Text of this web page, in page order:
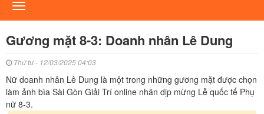
Toggle
navigation
Gương mặt 8-3: Doanh nhân Lê Dung
Thứ tư - 12/03/2025 04:03
Nữ doanh nhân Lê Dung là một trong những gương mặt được chọn
làm ảnh bìa Sài Gòn Giải Trí online nhân dịp mừng Lễ quốc tế Phụ
nữ 8-3.